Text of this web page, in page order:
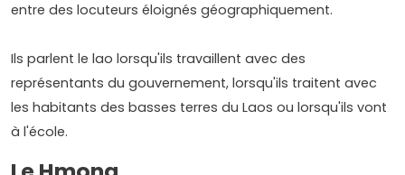
entre des locuteurs éloignés géographiquement.
Ils parlent le lao lorsqu'ils travaillent avec des
représentants du gouvernement, lorsqu'ils traitent avec
les habitants des basses terres du Laos ou lorsqu'ils vont
à l'école.